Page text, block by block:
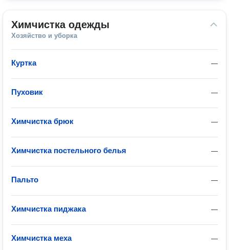
Химчистка одежды
Хозяйство и уборка
—
Куртка
—
Пуховик
—
Химчистка брюк
—
Химчистка постельного белья
—
Пальто
—
Химчистка пиджака
—
Химчистка меха